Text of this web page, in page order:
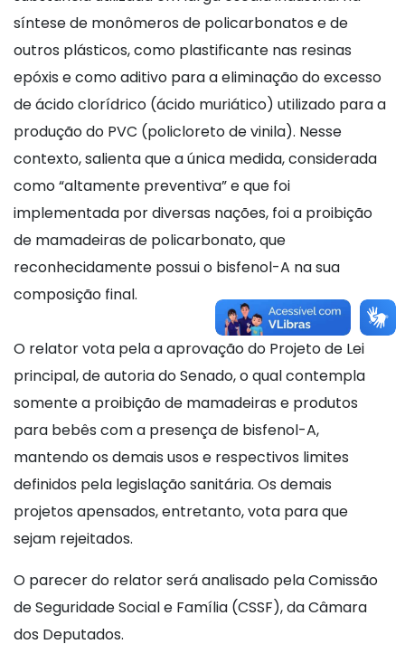
síntese de monômeros de policarbonatos e de
outros plásticos, como plastificante nas resinas
epóxis e como aditivo para a eliminação do excesso
de ácido clorídrico (ácido muriático) utilizado para a
produção do PVC (policloreto de vinila). Nesse
contexto, salienta que a única medida, considerada
como “altamente preventiva” e que foi
implementada por diversas nações, foi a proibição
de mamadeiras de policarbonato, que
reconhecidamente possui o bisfenol-A na sua
composição final.
O relator vota pela a aprovação do Projeto de Lei
principal, de autoria do Senado, o qual contempla
somente a proibição de mamadeiras e produtos
para bebês com a presença de bisfenol-A,
mantendo os demais usos e respectivos limites
definidos pela legislação sanitária. Os demais
projetos apensados, entretanto, vota para que
sejam rejeitados.
O parecer do relator será analisado pela Comissão
de Seguridade Social e Família (CSSF), da Câmara
dos Deputados.